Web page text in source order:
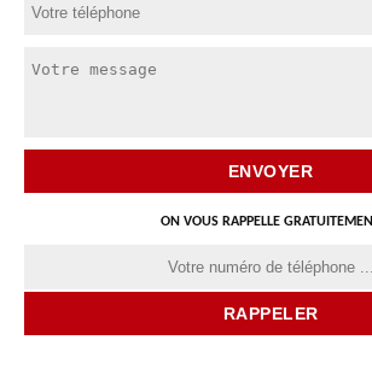
ON VOUS RAPPELLE